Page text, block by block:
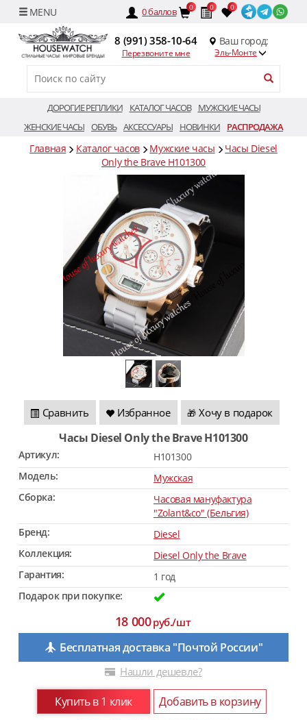
0баллов 0 0 0
8 (991) 358-10-64
Перезвоните мне
Ваш город:
Эль-Монте
ДОРОГИЕ РЕПЛИКИ КАТАЛОГ ЧАСОВ
МУЖСКИЕ ЧАСЫ
ЖЕНСКИЕ ЧАСЫ ОБУВЬ АКСЕССУАРЫ НОВИНКИ РАСПРОДАЖА
Главная Каталог часов Мужские часы
Часы Diesel
Only the Brave H101300
Сравнить Избранное 🎁 Хочу в подарок
Часы Diesel Only the Brave H101300
Артикул:
H101300
Модель:
Мужская
Сборка:
Часовая мануфактура
"Zolant&co" (Бельгия)
Бренд:
Diesel
Коллекция:
Diesel Only the Brave
Гарантия:
1 год
Подарок при покупке:
18 000руб./шт
Бесплатная доставка "Почтой России"
Нашли дешевле?
Купить в 1 клик Добавить в корзину